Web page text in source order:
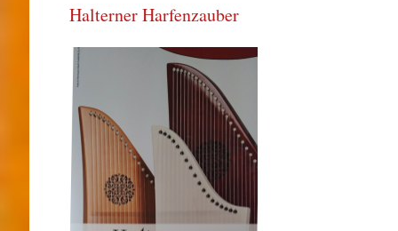
Halterner Harfenzauber